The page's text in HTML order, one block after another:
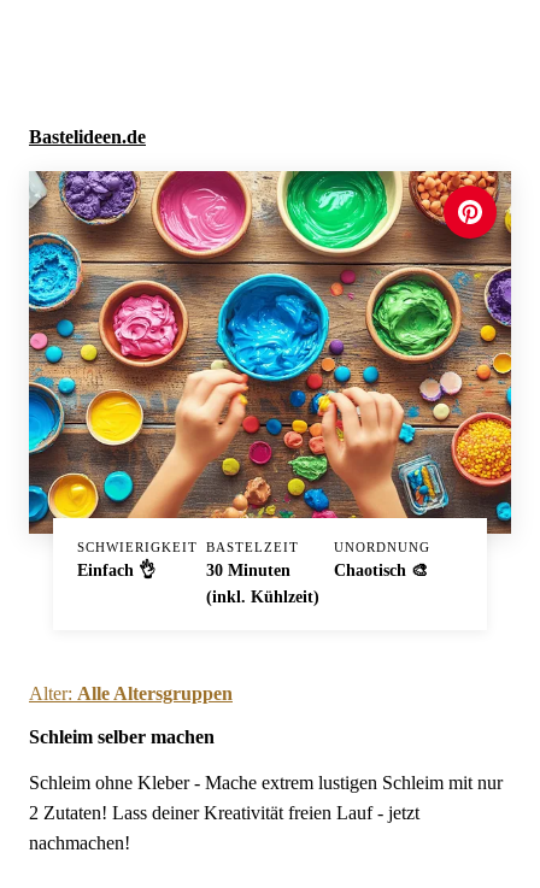
Bastelideen.de
Alter: Alle Altersgruppen
Schleim selber machen
Schleim ohne Kleber - Mache extrem lustigen Schleim mit nur
2 Zutaten! Lass deiner Kreativität freien Lauf - jetzt
nachmachen!
SCHWIERIGKEIT
Einfach 👌
BASTELZEIT
30 Minuten
(inkl. Kühlzeit)
UNORDNUNG
Chaotisch 🎨